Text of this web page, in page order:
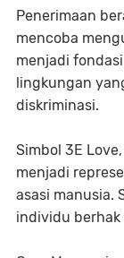
Penerimaan
mencoba
menjadi
lingkungan
diskriminasi.
Simbol 3E
menjadi
asasi manusia.
individu